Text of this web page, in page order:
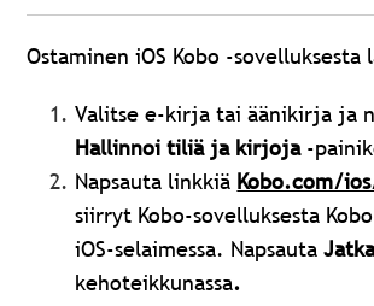
Ostaminen iOS Kobo -
Valitse e-kirja tai äänikirja ja
Hallinnoi tiliä ja kirjoja
Napsauta linkkiä Kobo.com/
siirryt Kobo-sovelluksesta
iOS-selaimessa. Napsauta
kehoteikkunassa.